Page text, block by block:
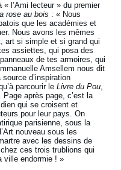
« l’Ami lecteur » du premier
rose au bois : « Nous
que les académies et
Nous avons les mêmes
art si simple et si grand qui
assiettes, qui posa des
de tes armoires, qui
Amsellem nous dit
d’inspiration
parcourir leLivre du Pou,
Page après page, c’est la
qui se croisent et
pour leur pays. On
parisienne, sous la
nouveau sous les
avec les dessins de
ces trois trublions qui
ville endormie ! »